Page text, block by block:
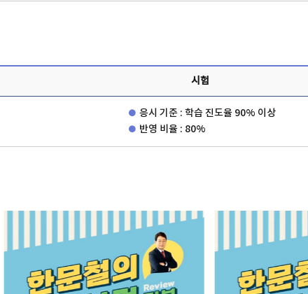
시험
응시 기준 : 학습 진도율 90% 이상
반영 비율 : 80%